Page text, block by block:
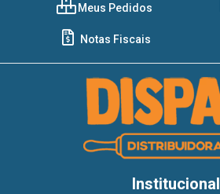
Meus Pedidos
Notas Fiscais
Institucional